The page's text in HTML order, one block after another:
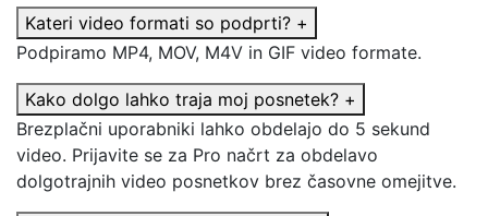
Kateri video formati so podprti? +
Podpiramo MP4, MOV, M4V in GIF video formate.
Kako dolgo lahko traja moj posnetek? +
Brezplačni uporabniki lahko obdelajo do 5 sekund
video. Prijavite se za Pro načrt za obdelavo
dolgotrajnih video posnetkov brez časovne omejitve.